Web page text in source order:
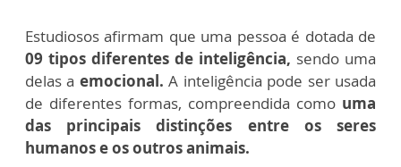
Estudiosos afirmam que uma pessoa é dotada de
09 tipos diferentes de inteligência, sendo uma
delas a emocional.A inteligência pode ser usada
de diferentes formas, compreendida como uma
das principais distinções entre os seres
humanos e os outros animais.